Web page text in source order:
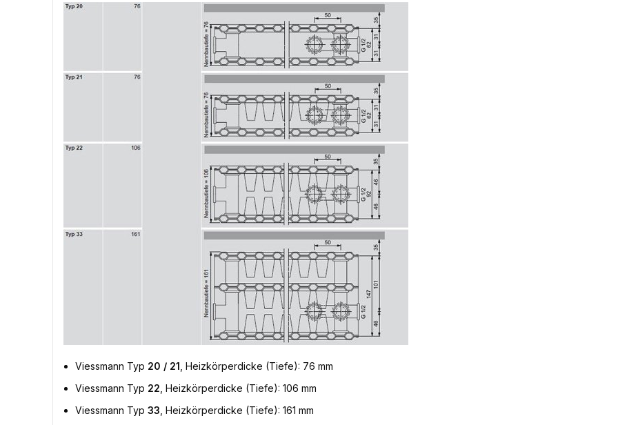
Viessmann Typ 20 / 21 , Heizkörperdicke (Tiefe): 76 mm
Viessmann Typ 22 , Heizkörperdicke (Tiefe): 106 mm
Viessmann Typ 33 , Heizkörperdicke (Tiefe): 161 mm